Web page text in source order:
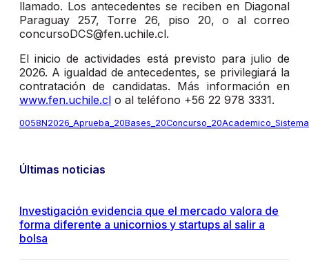
llamado. Los antecedentes se reciben en Diagonal
Paraguay 257, Torre 26, piso 20, o al correo
concursoDCS@fen.uchile.cl.
El inicio de actividades está previsto para julio de
2026. A igualdad de antecedentes, se privilegiará la
contratación de candidatas. Más información en
www.fen.uchile.cl o al teléfono +56 22 978 3331.
Últimas noticias
Investigación evidencia que el mercado valora de
forma diferente a unicornios y startups al salir a
bolsa